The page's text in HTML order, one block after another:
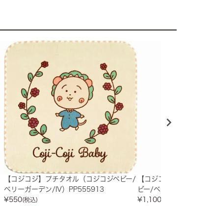
【コジコジ】プチタオル（コジコジベビー/
ベリーガーデン/IV）PP555913
¥550(税込)
【コジコジ】フェイス
ビー/ベリーガーデン/
¥1,100